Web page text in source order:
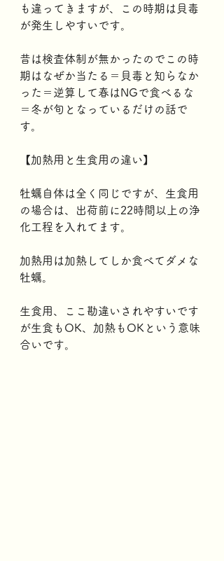
も違ってきますが、この時期は貝毒
が発生しやすいです。
昔は検査体制が無かったのでこの時
期はなぜか当たる＝貝毒と知らなか
った＝逆算して春はNGで食べるな
＝冬が旬となっているだけの話で
す。
【加熱用と生食用の違い】
牡蠣自体は全く同じですが、生食用
の場合は、出荷前に22時間以上の浄
化工程を入れてます。
加熱用は加熱してしか食べてダメな
牡蠣。
生食用、ここ勘違いされやすいです
が生食もOK、加熱もOKという意味
合いです。